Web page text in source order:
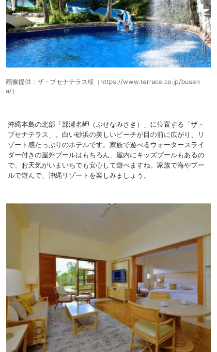
夕食も同じビュッフェに行きました。
朝夕どちらも種類が多く、どれも非常に美味しく
朝食は自分でオレンジやグレープフルーツを絞れたり、
夕食時には流しそうめんをやったり楽しめます。
特にリクエストもしてませんでしたが、夕食時に
サプライズでケーキとくす玉を用意してくださり、
今回、全国旅行支援でお得に宿泊できました。
それなりのお値段はしますが、その価値のあるホテルです
次回は３泊以上はしたいですね～
画像提供：ザ・ブセナテラス様（https://www.terrace.co.jp/busen
a/）
沖縄本島の北部「部瀬名岬（ぶせなみさき）」に位置する「ザ・
ブセナテラス」。白い砂浜の美しいビーチが目の前に広がり、リ
ゾート感たっぷりのホテルです。家族で遊べるウォータースライ
ダー付きの屋外プールはもちろん、屋内にキッズプールもあるの
で、お天気がいまいちでも安心して遊べますね。家族で海やプー
ルで遊んで、沖縄リゾートを楽しみましょう。